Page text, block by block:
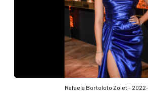
Rafaela Bortoloto Zolet -